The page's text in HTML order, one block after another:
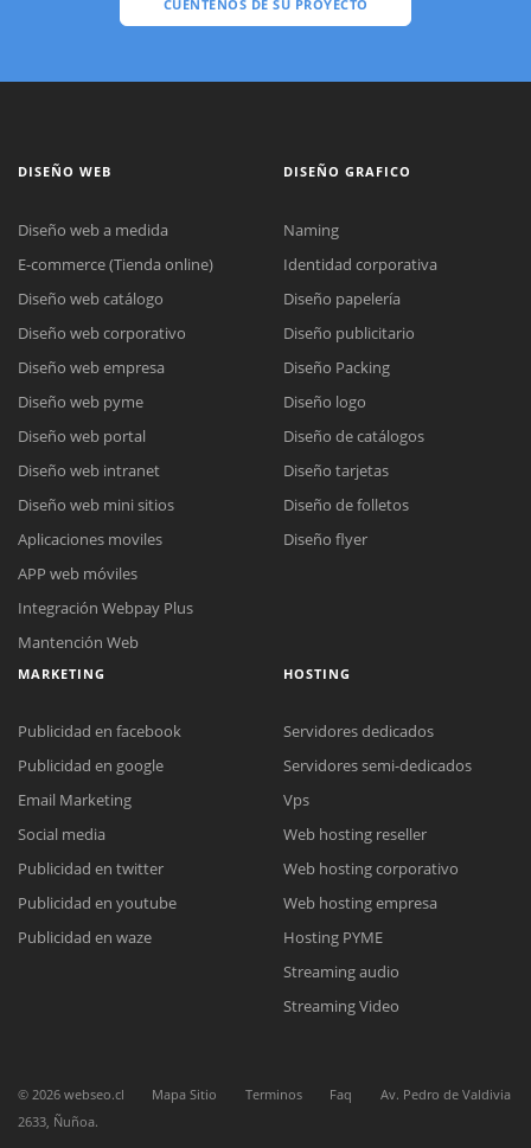
CUÉNTENOS DE SU PROYECTO
Reunión online
Nuestros ejecutivos le enviarán un correo electrónico con el enlace a
Meet para la reunión online.
Cotización
Todos nuestros ejecutivos están fuera de línea. Complete el formulario
DISEÑO WEB
Diseño web a medida
E-commerce (Tienda online)
Diseño web catálogo
Diseño web corporativo
Diseño web empresa
Diseño web pyme
Diseño web portal
Diseño web intranet
Diseño web mini sitios
Aplicaciones moviles
APP web móviles
Integración Webpay Plus
Mantención Web
DISEÑO GRAFICO
Naming
Identidad corporativa
Diseño papelería
Diseño publicitario
Diseño Packing
Diseño logo
Diseño de catálogos
Diseño tarjetas
Diseño de folletos
Diseño flyer
MARKETING
Publicidad en facebook
Publicidad en google
Email Marketing
Social media
Publicidad en twitter
Publicidad en youtube
Publicidad en waze
HOSTING
Servidores dedicados
Servidores semi-dedicados
Vps
Web hosting reseller
Web hosting corporativo
Web hosting empresa
Hosting PYME
Streaming audio
Streaming Video
© 2026 webseo.cl Mapa Sitio Terminos Faq
Av. Pedro de Valdivia
2633, Ñuñoa.